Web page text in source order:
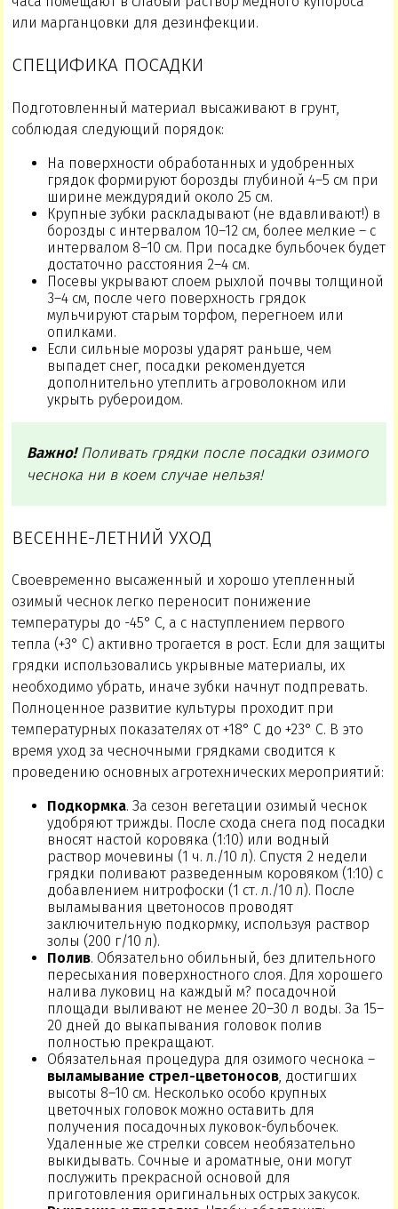
или марганцовки для дезинфекции.
СПЕЦИФИКА ПОСАДКИ
Подготовленный материал высаживают в грунт,
соблюдая следующий порядок:
На поверхности обработанных и удобренных
грядок формируют борозды глубиной 4–5 см при
ширине междурядий около 25 см.
Крупные зубки раскладывают (не вдавливают!) в
борозды с интервалом 10–12 см, более мелкие – с
интервалом 8–10 см. При посадке бульбочек будет
достаточно расстояния 2–4 см.
Посевы укрывают слоем рыхлой почвы толщиной
3–4 см, после чего поверхность грядок
мульчируют старым торфом, перегноем или
опилками.
Если сильные морозы ударят раньше, чем
выпадет снег, посадки рекомендуется
дополнительно утеплить агроволокном или
укрыть рубероидом.
Важно!Поливать грядки после посадки озимого
чеснока ни в коем случае нельзя!
ВЕСЕННЕ-ЛЕТНИЙ УХОД
Своевременно высаженный и хорошо утепленный
озимый чеснок легко переносит понижение
температуры до -45° C, а с наступлением первого
тепла (+3° C) активно трогается в рост. Если для защиты
грядки использовались укрывные материалы, их
необходимо убрать, иначе зубки начнут подпревать.
Полноценное развитие культуры проходит при
температурных показателях от +18° C до +23° C. В это
время уход за чесночными грядками сводится к
проведению основных агротехнических мероприятий:
Подкормка. За сезон вегетации озимый чеснок
удобряют трижды. После схода снега под посадки
вносят настой коровяка (1:10) или водный
раствор мочевины (1 ч. л./10 л). Спустя 2 недели
грядки поливают разведенным коровяком (1:10) с
добавлением нитрофоски (1 ст. л./10 л). После
выламывания цветоносов проводят
заключительную подкормку, используя раствор
золы (200 г/10 л).
Полив. Обязательно обильный, без длительного
пересыхания поверхностного слоя. Для хорошего
налива луковиц на каждый м? посадочной
площади выливают не менее 20–30 л воды. За 15–
20 дней до выкапывания головок полив
полностью прекращают.
Обязательная процедура для озимого чеснока –
выламывание стрел-цветоносов, достигших
высоты 8–10 см. Несколько особо крупных
цветочных головок можно оставить для
получения посадочных луковок-бульбочек.
Удаленные же стрелки совсем необязательно
выкидывать. Сочные и ароматные, они могут
послужить прекрасной основой для
приготовления оригинальных острых закусок.